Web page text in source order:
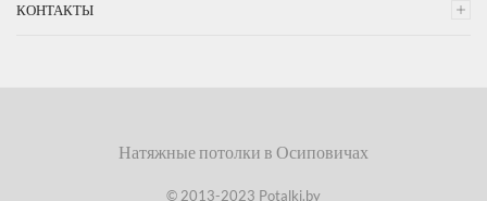
КОНТАКТЫ
Натяжные потолки в Осиповичах
© 2013-2023 Potalki.by